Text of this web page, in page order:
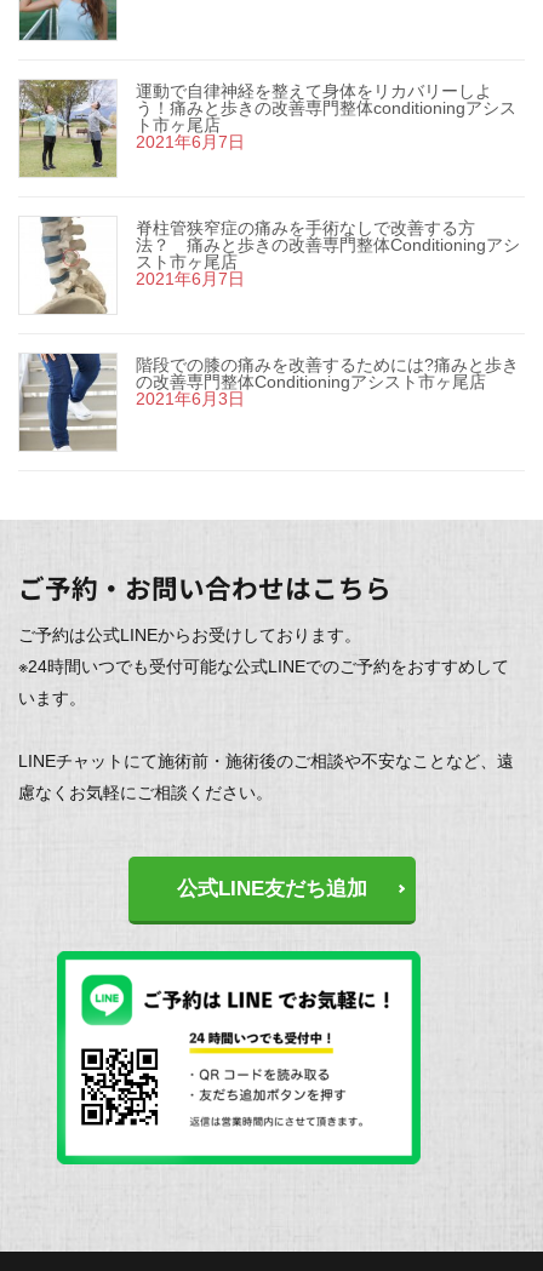
運動で自律神経を整えて身体をリカバリーしよ
う！痛みと歩きの改善専門整体conditioningアシス
ト市ヶ尾店
2021年6月7日
脊柱管狭窄症の痛みを手術なしで改善する方
法？ 痛みと歩きの改善専門整体Conditioningアシ
スト市ヶ尾店
2021年6月7日
階段での膝の痛みを改善するためには?痛みと歩き
の改善専門整体Conditioningアシスト市ヶ尾店
2021年6月3日
ご予約・お問い合わせはこちら
ご予約は公式LINEからお受けしております。
※24時間いつでも受付可能な公式LINEでのご予約をおすすめして
います。
LINEチャットにて施術前・施術後のご相談や不安なことなど、遠
慮なくお気軽にご相談ください。
公式LINE友だち追加